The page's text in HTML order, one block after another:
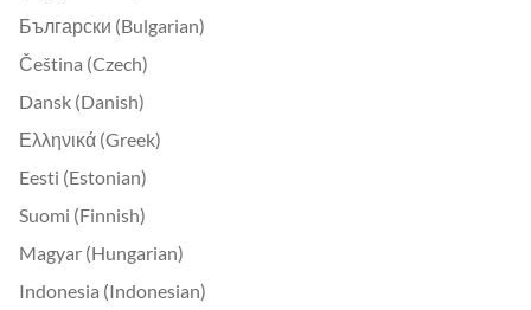
Български (Bulgarian)
Čeština (Czech)
Dansk (Danish)
Ελληνικά (Greek)
Eesti (Estonian)
Suomi (Finnish)
Magyar (Hungarian)
Indonesia (Indonesian)